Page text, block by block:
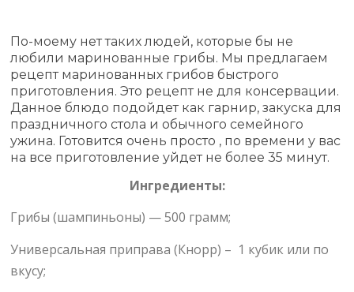
По-моему нет таких людей, которые бы не
любили маринованные грибы. Мы предлагаем
рецепт маринованных грибов быстрого
приготовления. Это рецепт не для консервации.
Данное блюдо подойдет как гарнир, закуска для
праздничного стола и обычного семейного
ужина. Готовится очень просто , по времени у вас
на все приготовление уйдет не более 35 минут.
Ингредиенты:
Грибы (шампиньоны) — 500 грамм;
Универсальная приправа (Кнорр) – 1 кубик или по
вкусу;